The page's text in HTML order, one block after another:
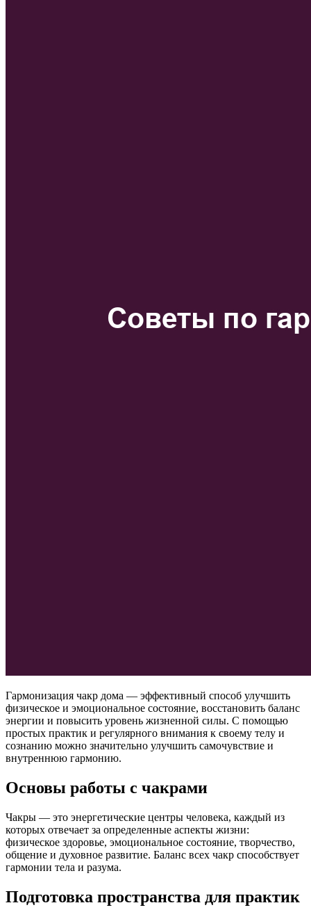
Гармонизация чакр дома — эффективный способ улучшить
физическое и эмоциональное состояние, восстановить баланс
энергии и повысить уровень жизненной силы. С помощью
простых практик и регулярного внимания к своему телу и
сознанию можно значительно улучшить самочувствие и
внутреннюю гармонию.
Основы работы с чакрами
Чакры — это энергетические центры человека, каждый из
которых отвечает за определенные аспекты жизни:
физическое здоровье, эмоциональное состояние, творчество,
общение и духовное развитие. Баланс всех чакр способствует
гармонии тела и разума.
Подготовка пространства для практик